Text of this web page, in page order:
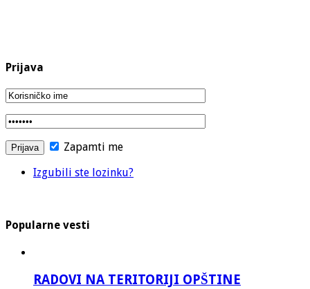
Prijava
Zapamti me
Izgubili ste lozinku?
Popularne vesti
RADOVI NA TERITORIJI OPŠTINE